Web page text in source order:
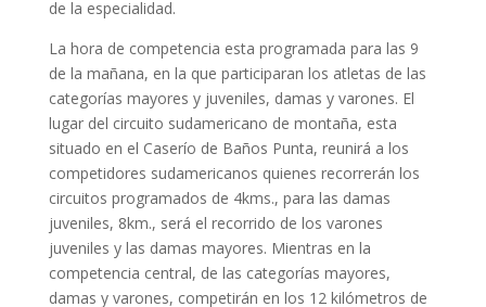
de la especialidad.
La hora de competencia esta programada para las 9
de la mañana, en la que participaran los atletas de las
categorías mayores y juveniles, damas y varones. El
lugar del circuito sudamericano de montaña, esta
situado en el Caserío de Baños Punta, reunirá a los
competidores sudamericanos quienes recorrerán los
circuitos programados de 4kms., para las damas
juveniles, 8km., será el recorrido de los varones
juveniles y las damas mayores. Mientras en la
competencia central, de las categorías mayores,
damas y varones, competirán en los 12 kilómetros de